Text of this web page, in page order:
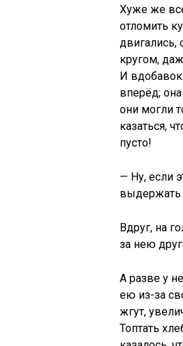
Хуже же
отломить
двигались,
кругом,
И вдобавок
вперёд;
они могли
казаться,
пусто!
— Ну, если
выдержать
Вдруг, на
за нею
А разве у
ею из-за
жгут,
Топтать